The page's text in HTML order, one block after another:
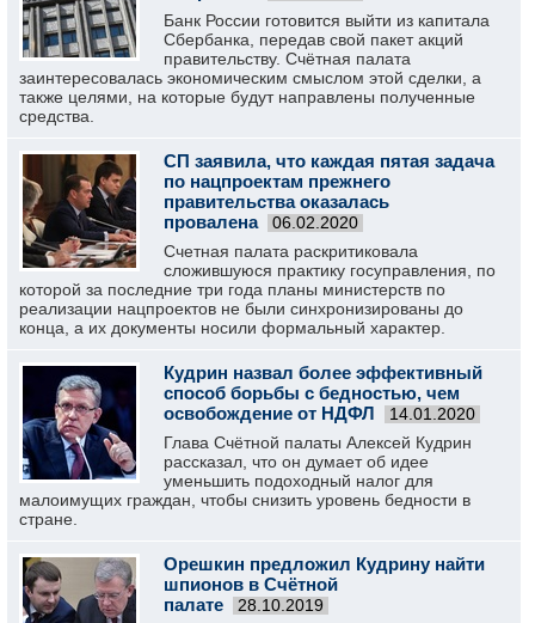
Банк России готовится выйти из капитала
Сбербанка, передав свой пакет акций
правительству. Счётная палата
заинтересовалась экономическим смыслом этой сделки, а
также целями, на которые будут направлены полученные
средства.
СП заявила, что каждая пятая задача
по нацпроектам прежнего
правительства оказалась
провалена
06.02.2020
Счетная палата раскритиковала
сложившуюся практику госуправления, по
которой за последние три года планы министерств по
реализации нацпроектов не были синхронизированы до
конца, а их документы носили формальный характер.
Кудрин назвал более эффективный
способ борьбы с бедностью, чем
освобождение от НДФЛ
14.01.2020
Глава Счётной палаты Алексей Кудрин
рассказал, что он думает об идее
уменьшить подоходный налог для
малоимущих граждан, чтобы снизить уровень бедности в
стране.
Орешкин предложил Кудрину найти
шпионов в Счётной
палате
28.10.2019